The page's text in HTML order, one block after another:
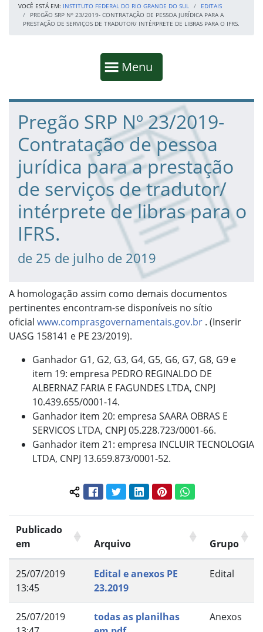
VOCÊ ESTÁ EM: INSTITUTO FEDERAL DO RIO GRANDE DO SUL
EDITAIS
PREGÃO SRP Nº 23/2019- CONTRATAÇÃO DE PESSOA JURÍDICA PARA A
PRESTAÇÃO DE SERVIÇOS DE TRADUTOR/ INTÉRPRETE DE LIBRAS PARA O IFRS.
Mostrar
Menu
Fim da navegação
Início do conteúdo
Pregão SRP Nº 23/2019-
Contratação de pessoa
jurídica para a prestação
de serviços de tradutor/
intérprete de libras para o
IFRS.
de 25 de julho de 2019
A homologação assim como demais documentos
pertinentes encontram-se disponíveis no sítio
oficial www.comprasgovernamentais.gov.br . (Inserir
UASG 158141 e PE 23/2019).
Ganhador G1, G2, G3, G4, G5, G6, G7, G8, G9 e
item 19: empresa PEDRO REGINALDO DE
ALBERNAZ FARIA E FAGUNDES LTDA, CNPJ
10.439.655/0001-14.
Ganhador item 20: empresa SAARA OBRAS E
SERVICOS LTDA, CNPJ 05.228.723/0001-66.
Ganhador item 21: empresa INCLUIR TECNOLOGIA
LTDA, CNPJ 13.659.873/0001-52.
Compartilhar conteúdo:
FacebookTwitterLinkedInPinterestWhatsApp
Publicado
em
Arquivo Grupo
25/07/2019
13:45
Edital e anexos PE
23.2019
Edital
25/07/2019
todas as planilhas
Anexos